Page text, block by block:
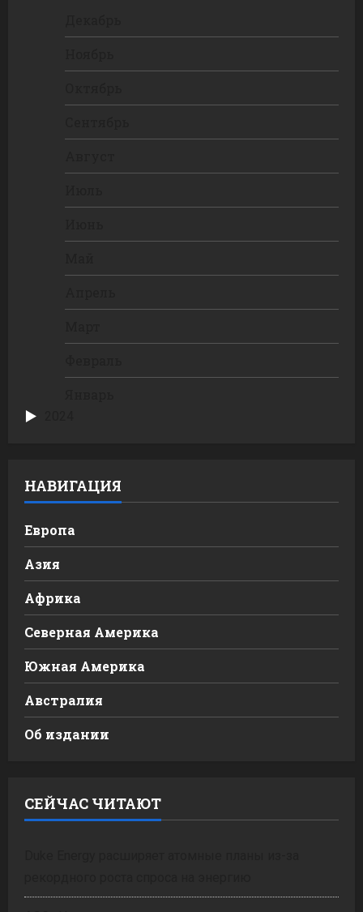
НАВИГАЦИЯ
Европа
Азия
Африка
Северная Америка
Южная Америка
Австралия
Об издании
СЕЙЧАС ЧИТАЮТ